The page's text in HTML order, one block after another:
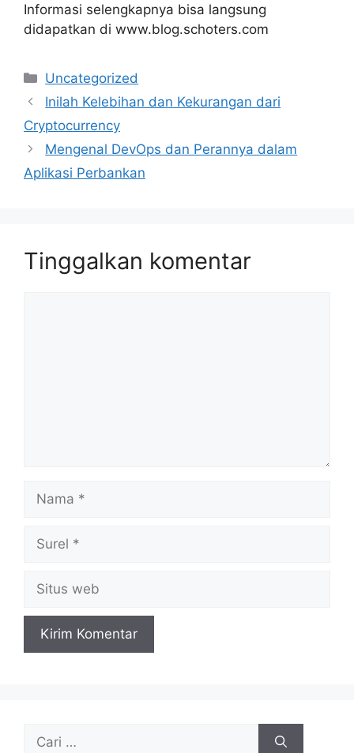
Informasi selengkapnya bisa langsung
didapatkan di www.blog.schoters.com
Kategori
Uncategorized
Inilah Kelebihan dan Kekurangan dari
Cryptocurrency
Mengenal DevOps dan Perannya dalam
Aplikasi Perbankan
Tinggalkan komentar
web